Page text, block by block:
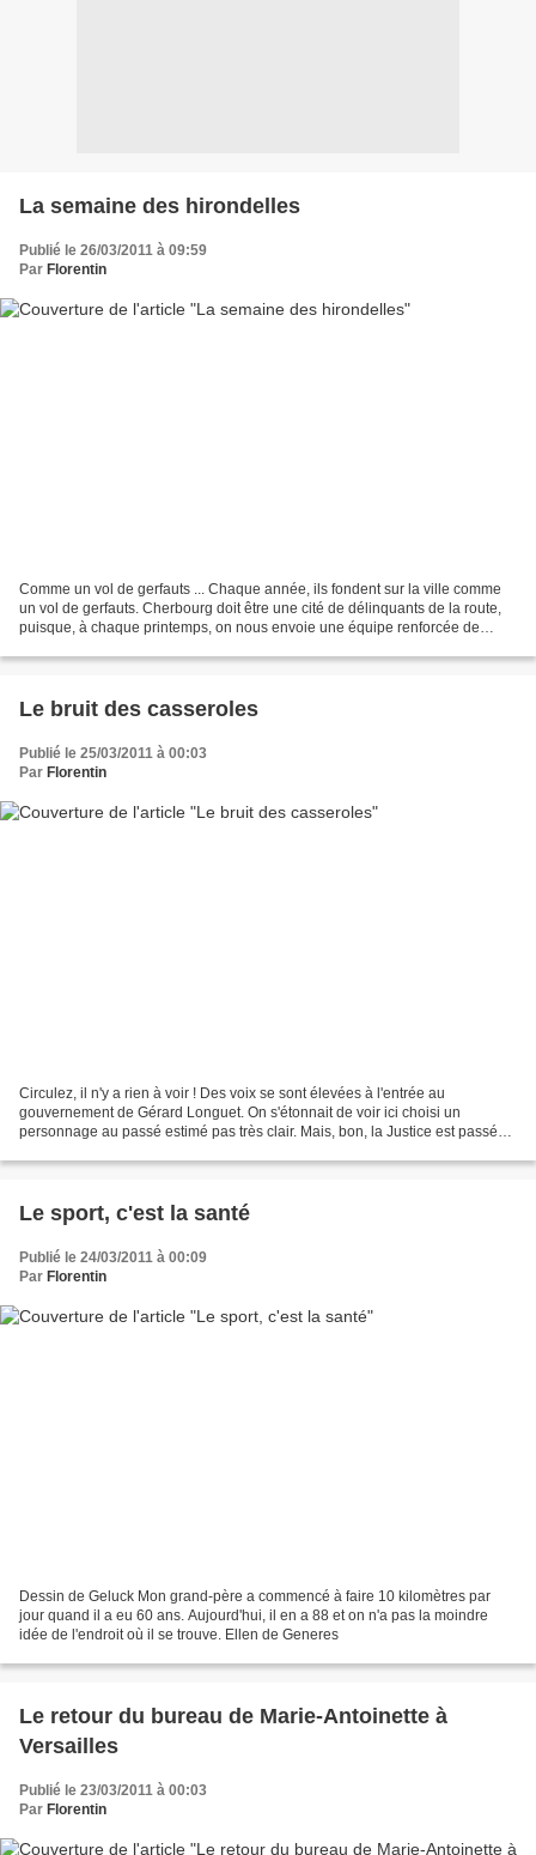
La semaine des hirondelles
Publié le 26/03/2011 à 09:59
Par Florentin
Comme un vol de gerfauts ... Chaque année, ils fondent sur la ville comme
un vol de gerfauts. Cherbourg doit être une cité de délinquants de la route,
puisque, à chaque printemps, on nous envoie une équipe renforcée de
Le bruit des casseroles
Publié le 25/03/2011 à 00:03
Par Florentin
Circulez, il n'y a rien à voir ! Des voix se sont élevées à l'entrée au
gouvernement de Gérard Longuet. On s'étonnait de voir ici choisi un
personnage au passé estimé pas très clair. Mais, bon, la Justice est passée
Le sport, c'est la santé
Publié le 24/03/2011 à 00:09
Par Florentin
Dessin de Geluck Mon grand-père a commencé à faire 10 kilomètres par
jour quand il a eu 60 ans. Aujourd'hui, il en a 88 et on n'a pas la moindre
idée de l'endroit où il se trouve. Ellen de Generes
Le retour du bureau de Marie-Antoinette à
Versailles
Publié le 23/03/2011 à 00:03
Par Florentin